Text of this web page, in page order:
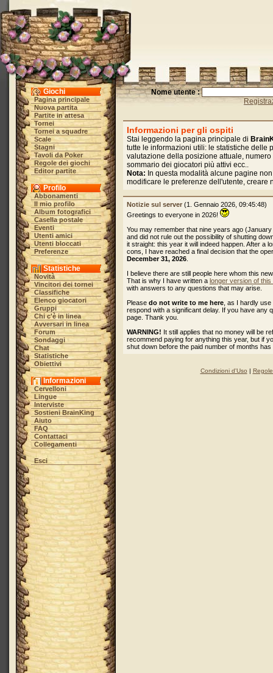
Giochi
Pagina principale
Nuova partita
Partite in attesa
Tornei
Tornei a squadre
Scale
Stagni
Tavoli da Poker
Regole dei giochi
Editor partite
Profilo
Abbonamenti
Il mio profilo
Album fotografici
Casella postale
Eventi
Utenti amici
Utenti bloccati
Preferenze
Statistiche
Novità
Vincitori dei tornei
Classifiche
Elenco giocatori
Gruppi
Chi c'è in linea
Avversari in linea
Forum
Sondaggi
Chat
Statistiche
Obiettivi
Informazioni
Cervelloni
Lingue
Interviste
Sostieni BrainKing
Aiuto
FAQ
Contattaci
Collegamenti
Esci
Nome utente :
Informazioni per gli ospiti
Stai leggendo la pagina principale di
tutte le informazioni utili: le statistiche delle
valutazione della posizione attuale,
sommario dei giocatori più attivi ecc..
Nota: In questa modalità alcune pagine
modificare le preferenze dell'utente, creare
Notizie sul server (1. Gennaio 2026, 09:45:48)
Greetings to everyone in 2026!
You may remember that nine years ago
and did not rule out the possibility of shutting
it straight: this year it will indeed happen. After a
cons, I have reached a final decision that the
December 31, 2026
I believe there are still people here whom this
That is why I have written a longer version of this
with answers to any questions that may arise.
Please do not write to me here , as I hardly
respond with a significant delay. If you have any
page. Thank you.
WARNING! It still applies that no money will be
recommend paying for anything this year, but if
shut down before the paid number of months has
Condizioni d'Uso |